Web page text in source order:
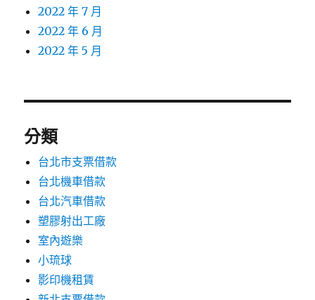
2022 年 7 月
2022 年 6 月
2022 年 5 月
分類
台北市支票借款
台北機車借款
台北汽車借款
塑膠射出工廠
室內遊樂
小琉球
影印機租賃